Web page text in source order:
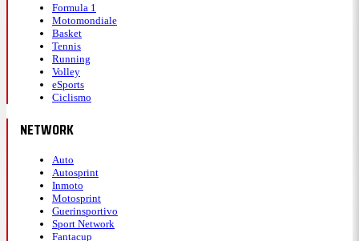
Formula 1
Motomondiale
Basket
Tennis
Running
Volley
eSports
Ciclismo
NETWORK
Auto
Autosprint
Inmoto
Motosprint
Guerinsportivo
Sport Network
Fantacup